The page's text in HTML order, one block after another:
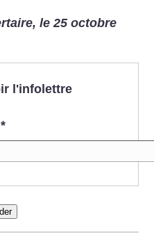
le 25 octobre
l'infolettre
*